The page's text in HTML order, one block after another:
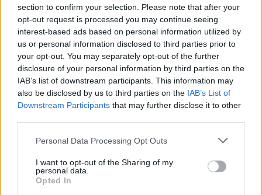
section to confirm your selection. Please note that after your
opt-out request is processed you may continue seeing
interest-based ads based on personal information utilized by
us or personal information disclosed to third parties prior to
your opt-out. You may separately opt-out of the further
disclosure of your personal information by third parties on the
IAB’s list of downstream participants. This information may
also be disclosed by us to third parties on the IAB’s List of
Downstream Participants that may further disclose it to other
Personal Data Processing Opt Outs
I want to opt-out of the Sharing of my
personal data.
Opted In
Széltérkép Radar Hójelentés
Vízhőmérséklet Holdnaptár Receptek
Pollenjelentés Mikor? Légnyomás
Meteorológiai fogalomtar
Hosszú távú előrejelzés
A modern műszerek és számítógépes elemzések ellenére, minél
későbbi időpontra próbálunk időjárási előrejelzést készíteni, annál
nagyobb a pontatlanság lehetősége. A fenti grafikon Kaposvár
60 napos időjárás előrejelzését